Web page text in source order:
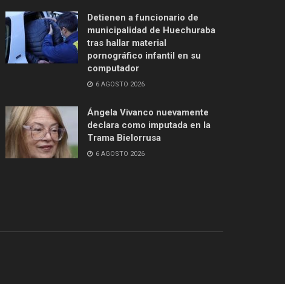
Detienen a funcionario de
municipalidad de Huechuraba
tras hallar material
pornográfico infantil en su
computador
6 AGOSTO 2026
Ángela Vivanco nuevamente
declara como imputada en la
Trama Bielorrusa
6 AGOSTO 2026